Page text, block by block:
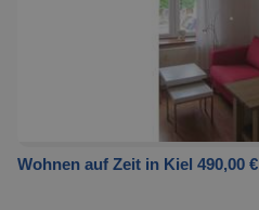
Wohnen auf Zeit in Kiel 490,00 €